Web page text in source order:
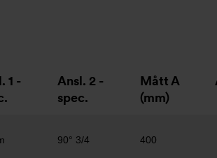
1 -
Ansl. 2 -
spec.
Mått A
(mm)
90° 3/4 400